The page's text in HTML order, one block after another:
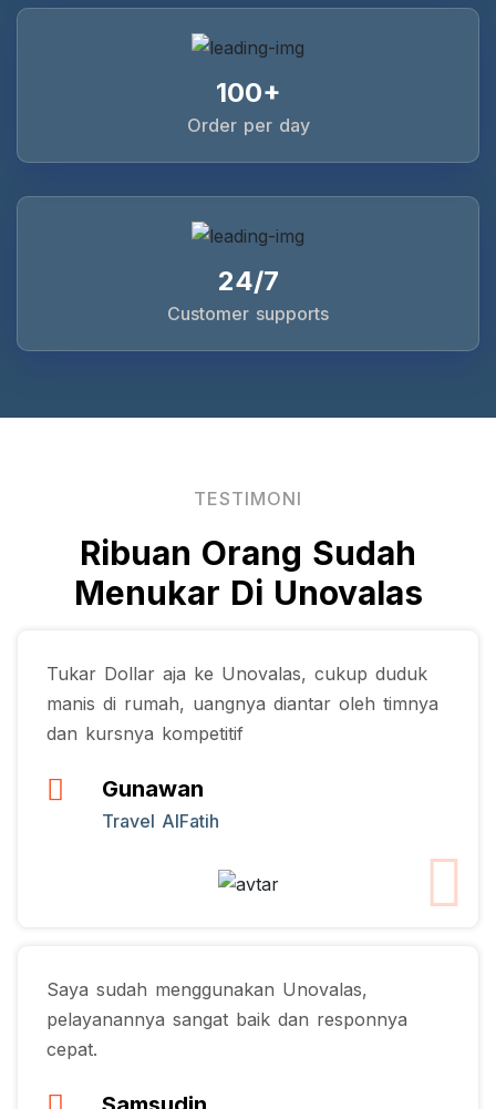
100+
Order per day
24/7
Customer supports
TESTIMONI
Ribuan Orang Sudah
Menukar Di Unovalas
Tukar Dollar aja ke Unovalas, cukup duduk
manis di rumah, uangnya diantar oleh timnya
dan kursnya kompetitif
Gunawan
Travel AlFatih
Saya sudah menggunakan Unovalas,
pelayanannya sangat baik dan responnya
cepat.